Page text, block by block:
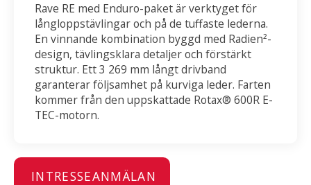
Rave RE med Enduro-paket är verktyget för
långloppstävlingar och på de tuffaste lederna.
En vinnande kombination byggd med Radien²-
design, tävlingsklara detaljer och förstärkt
struktur. Ett 3 269 mm långt drivband
garanterar följsamhet på kurviga leder. Farten
kommer från den uppskattade Rotax® 600R E-
TEC-motorn.
INTRESSEANMÄLAN